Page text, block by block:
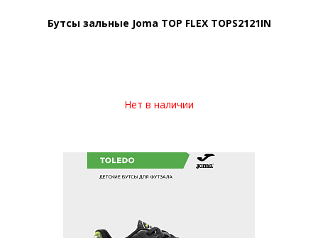
Бутсы зальные Joma TOP FLEX TOPS2121IN
Нет в наличии